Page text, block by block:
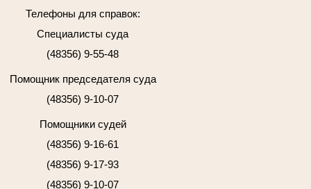
Телефоны для справок:
Специалисты суда
(48356) 9-55-48
Помощник председателя суда
(48356) 9-10-07
Помощники судей
(48356) 9-16-61
(48356) 9-17-93
(48356) 9-10-07